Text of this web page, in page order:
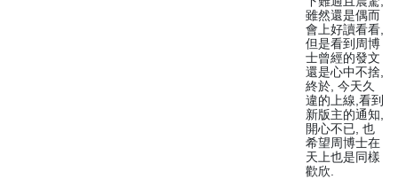
雖然還是偶而
會上好讀看看,
但是看到周博
士曾經的發文
還是心中不捨,
終於, 今天久
違的上線,看到
新版主的通知,
開心不已, 也
希望周博士在
天上也是同樣
歡欣.